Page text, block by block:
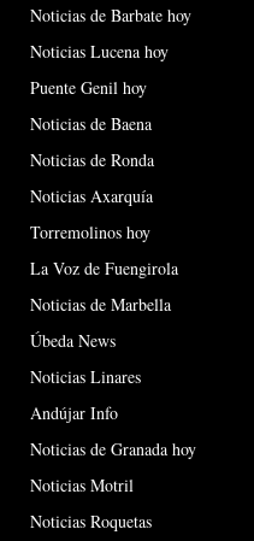
Noticias de Barbate hoy
Noticias Lucena hoy
Puente Genil hoy
Noticias de Baena
Noticias de Ronda
Noticias Axarquía
Torremolinos hoy
La Voz de Fuengirola
Noticias de Marbella
Úbeda News
Noticias Linares
Andújar Info
Noticias de Granada hoy
Noticias Motril
Noticias Roquetas